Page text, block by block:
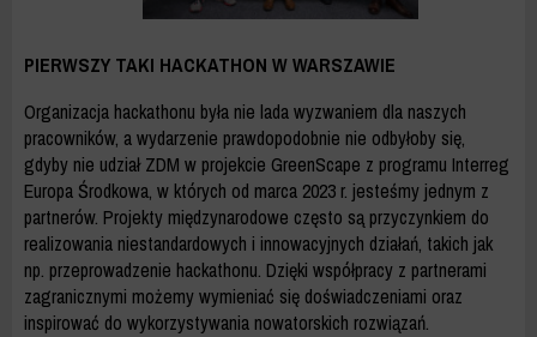
PIERWSZY TAKI HACKATHON W WARSZAWIE
Organizacja hackathonu była nie lada wyzwaniem dla naszych
pracowników, a wydarzenie prawdopodobnie nie odbyłoby się,
gdyby nie udział ZDM w projekcie GreenScape z programu Interreg
Europa Środkowa, w których od marca 2023 r. jesteśmy jednym z
partnerów. Projekty międzynarodowe często są przyczynkiem do
realizowania niestandardowych i innowacyjnych działań, takich jak
np. przeprowadzenie hackathonu. Dzięki współpracy z partnerami
zagranicznymi możemy wymieniać się doświadczeniami oraz
inspirować do wykorzystywania nowatorskich rozwiązań.